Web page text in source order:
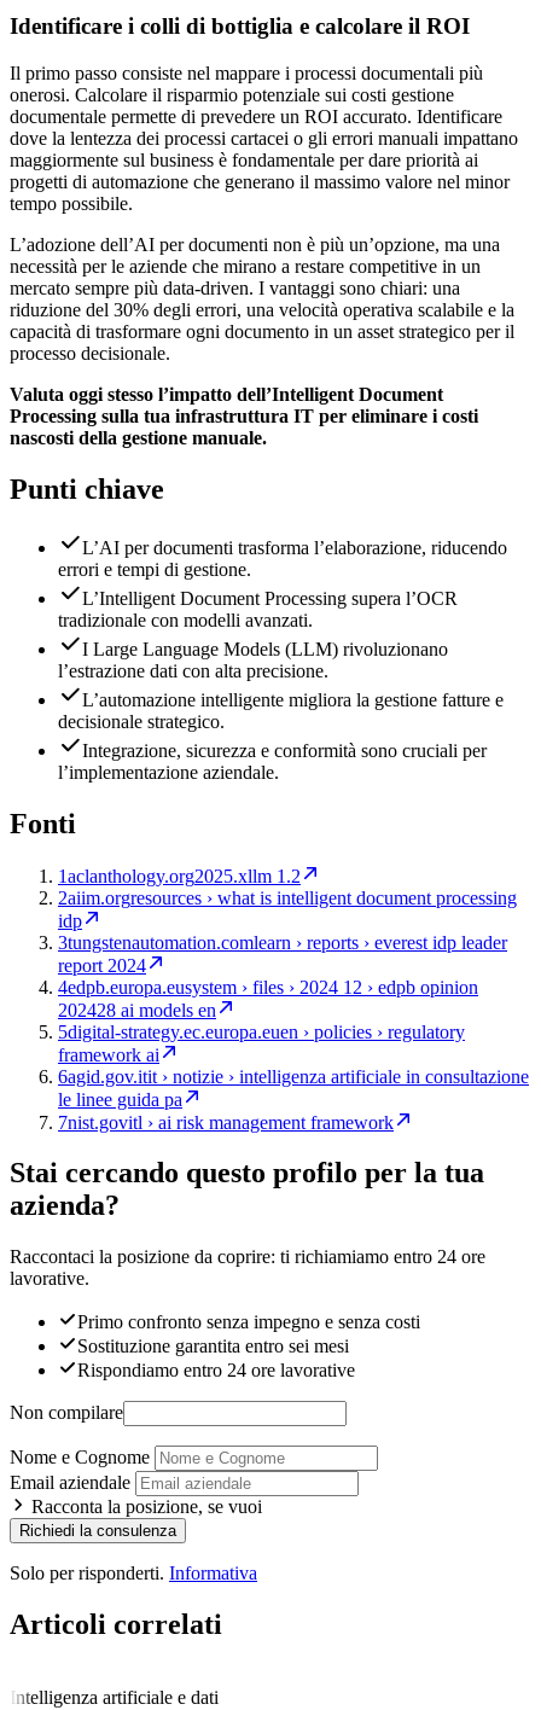
Identificare i colli di bottiglia e calcolare il ROI
Il primo passo consiste nel mappare i processi documentali più
onerosi. Calcolare il risparmio potenziale sui costi gestione
documentale permette di prevedere un ROI accurato. Identificare
dove la lentezza dei processi cartacei o gli errori manuali impattano
maggiormente sul business è fondamentale per dare priorità ai
progetti di automazione che generano il massimo valore nel minor
tempo possibile.
L’adozione dell’AI per documenti non è più un’opzione, ma una
necessità per le aziende che mirano a restare competitive in un
mercato sempre più data-driven. I vantaggi sono chiari: una
riduzione del 30% degli errori, una velocità operativa scalabile e la
capacità di trasformare ogni documento in un asset strategico per il
processo decisionale.
Valuta oggi stesso l’impatto dell’Intelligent Document
Processing sulla tua infrastruttura IT per eliminare i costi
nascosti della gestione manuale.
Punti chiave
L’AI per documenti trasforma l’elaborazione, riducendo
errori e tempi di gestione.
L’Intelligent Document Processing supera l’OCR
tradizionale con modelli avanzati.
I Large Language Models (LLM) rivoluzionano
l’estrazione dati con alta precisione.
L’automazione intelligente migliora la gestione fatture e
decisionale strategico.
Integrazione, sicurezza e conformità sono cruciali per
l’implementazione aziendale.
Fonti
1aclanthology.org2025.xllm 1.2
2aiim.orgresources › what is intelligent document processing
idp
3tungstenautomation.comlearn › reports › everest idp leader
report 2024
4edpb.europa.eusystem › files › 2024 12 › edpb opinion
202428 ai models en
5digital-strategy.ec.europa.euen › policies › regulatory
framework ai
6agid.gov.itit › notizie › intelligenza artificiale in consultazione
le linee guida pa
7nist.govitl › ai risk management framework
Stai cercando questo profilo per la tua
azienda?
Raccontaci la posizione da coprire: ti richiamiamo entro 24 ore
lavorative.
Primo confronto senza impegno e senza costi
Sostituzione garantita entro sei mesi
Rispondiamo entro 24 ore lavorative
Non compilare
Nome e Cognome
Email aziendale
Racconta la posizione, se vuoi
Richiedi la consulenza
Solo per risponderti. Informativa
Articoli correlati
Intelligenza artificiale e dati